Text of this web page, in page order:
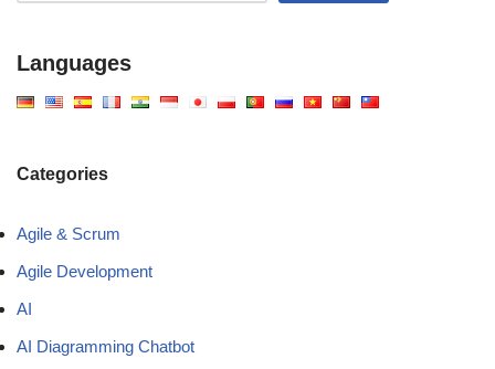
Languages
Categories
Agile & Scrum
Agile Development
AI
AI Diagramming Chatbot